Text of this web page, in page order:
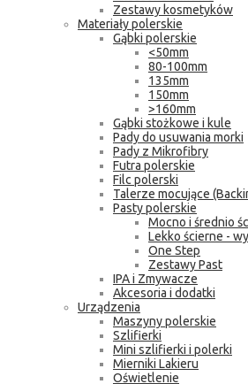
Zestawy kosmetyków
Materiały polerskie
Gąbki polerskie
<50mm
80-100mm
135mm
150mm
>160mm
Gąbki stożkowe i kule
Pady do usuwania morki
Pady z Mikrofibry
Futra polerskie
Filc polerski
Talerze mocujące
Pasty polerskie
Mocno i średnio
Lekko ścierne -
One Step
Zestawy Past
IPA i Zmywacze
Akcesoria i dodatki
Urządzenia
Maszyny polerskie
Szlifierki
Mini szlifierki i polerki
Mierniki Lakieru
Oświetlenie